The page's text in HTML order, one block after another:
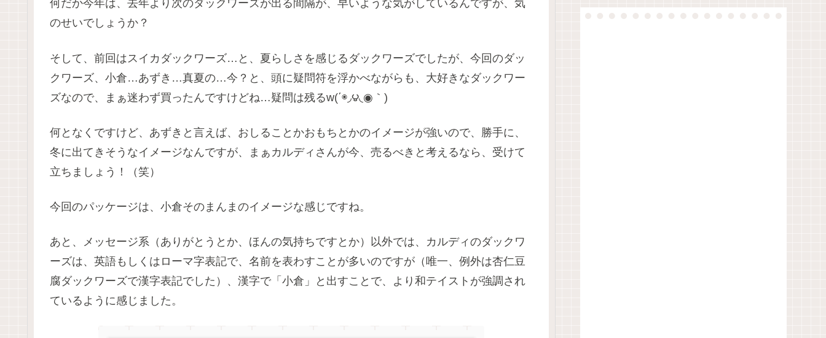
何だか今年は、去年より次のダックワーズが出る間隔が、早いような気がしているんですが、気
のせいでしょうか？
そして、前回はスイカダックワーズ…と、夏らしさを感じるダックワーズでしたが、今回のダッ
クワーズ、小倉…あずき…真夏の…今？と、頭に疑問符を浮かべながらも、大好きなダックワー
ズなので、まぁ迷わず買ったんですけどね…疑問は残るw(΄◉◞౪◟◉｀)
何となくですけど、あずきと言えば、おしることかおもちとかのイメージが強いので、勝手に、
冬に出てきそうなイメージなんですが、まぁカルディさんが今、売るべきと考えるなら、受けて
立ちましょう！（笑）
今回のパッケージは、小倉そのまんまのイメージな感じですね。
あと、メッセージ系（ありがとうとか、ほんの気持ちですとか）以外では、カルディのダックワ
ーズは、英語もしくはローマ字表記で、名前を表わすことが多いのですが（唯一、例外は杏仁豆
腐ダックワーズで漢字表記でした）、漢字で「小倉」と出すことで、より和テイストが強調され
ているように感じました。